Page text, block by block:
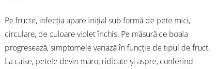
Pe fructe, infecția apare inițial sub formă de pete mici,
circulare, de culoare violet închis. Pe măsură ce boala
progresează, simptomele variază în funcție de tipul de fruct.
La caise, petele devin maro, ridicate și aspre, conferind